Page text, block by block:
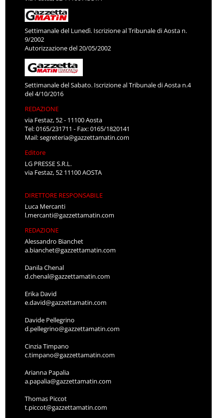
Settimanale del Lunedì. Iscrizione al Tribunale di Aosta n.
9/2002
Autorizzazione del 20/05/2002
Settimanale del Sabato. Iscrizione al Tribunale di Aosta n.4
del 4/10/2016
REDAZIONE
via Festaz, 52 - 11100 Aosta
Tel: 0165/231711 - Fax: 0165/1820141
Mail:segreteria@gazzettamatin.com
Editore
LG PRESSE S.R.L.
via Festaz, 52 11100 AOSTA
DIRETTORE RESPONSABILE
Luca Mercanti
l.mercanti@gazzettamatin.com
REDAZIONE
Alessandro Bianchet
a.bianchet@gazzettamatin.com
Danila Chenal
d.chenal@gazzettamatin.com
Erika David
e.david@gazzettamatin.com
Davide Pellegrino
d.pellegrino@gazzettamatin.com
Cinzia Timpano
c.timpano@gazzettamatin.com
Arianna Papalia
a.papalia@gazzettamatin.com
Thomas Piccot
t.piccot@gazzettamatin.com